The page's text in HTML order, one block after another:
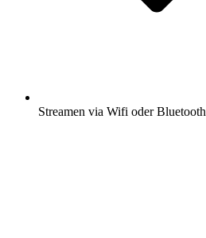
Streamen via Wifi oder Bluetooth